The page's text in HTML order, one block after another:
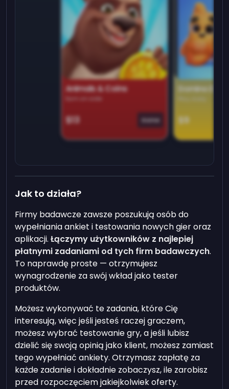
Animals & Coins
$13 Game
Domino
$9
Jak to działa?
Firmy badawcze zawsze poszukują osób do
wypełniania ankiet i testowania nowych gier oraz
aplikacji.Łączymy użytkowników z najlepiej
płatnymi zadaniami od tych firm badawczych.
To naprawdę proste — otrzymujesz
wynagrodzenie za swój wkład jako tester
produktów.
Możesz wykonywać te zadania, które Cię
interesują, więc jeśli jesteś raczej graczem,
możesz wybrać testowanie gry, a jeśli lubisz
dzielić się swoją opinią jako klient, możesz zamiast
tego wypełniać ankiety. Otrzymasz zapłatę za
każde zadanie i dokładnie zobaczysz, ile zarobisz
przed rozpoczęciem jakiejkolwiek oferty.